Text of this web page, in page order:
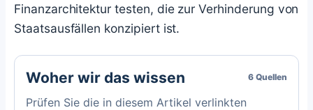
Finanzarchitektur testen, die zur Verhinderung von
Staatsausfällen konzipiert ist.
Woher wir das wissen 6 Quellen
Prüfen Sie die in diesem Artikel verlinkten